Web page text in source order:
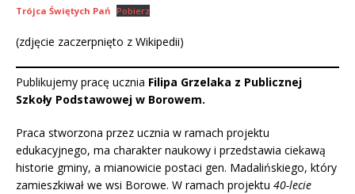
Trójca Świętych Pań Pobierz
(zdjęcie zaczerpnięto z Wikipedii)
Publikujemy pracę ucznia Filipa Grzelaka z Publicznej
Szkoły Podstawowej w Borowem.
Praca stworzona przez ucznia w ramach projektu
edukacyjnego, ma charakter naukowy i przedstawia ciekawą
historie gminy, a mianowicie postaci gen. Madalińskiego, który
zamieszkiwał we wsi Borowe. W ramach projektu 40-lecie